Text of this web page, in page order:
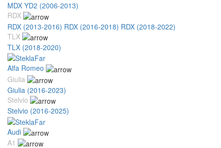
MDX YD2 (2006-2013)
RDX
RDX (2013-2016) RDX (2016-2018) RDX (2018-2022)
TLX
TLX (2018-2020)
Alfa Romeo
Giulia
Giulia (2016-2023)
Stelvio
Stelvio (2016-2025)
Audi
A1